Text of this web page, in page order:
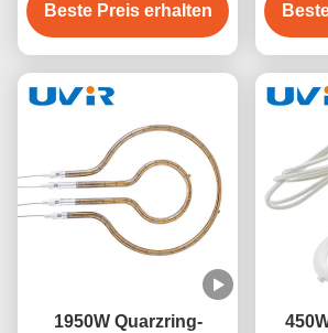
Jahresgarantie für
industrielle
Beste Preis erhalten
1950W Quarzring-